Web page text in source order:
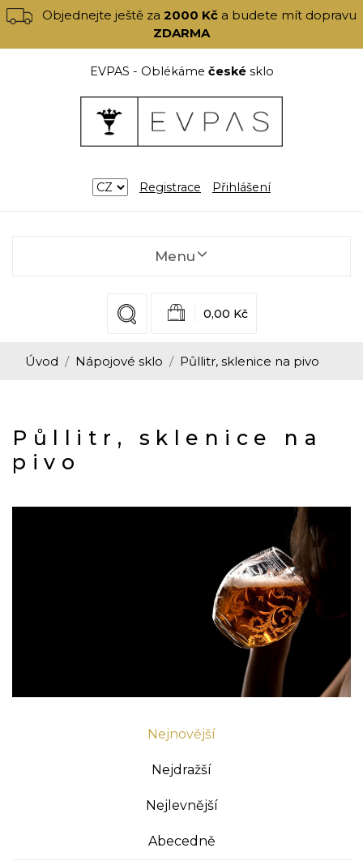
Objednejte ještě za2000 Kč a budete mít dopravu
ZDARMA
EVPAS - Oblékáme českésklo
Registrace Přihlášení
Menu
0,00 Kč
Úvod Nápojové sklo Půllitr, sklenice na pivo
Půllitr, sklenice na
pivo
Nejnovější
Nejdražší
Nejlevnější
Abecedně